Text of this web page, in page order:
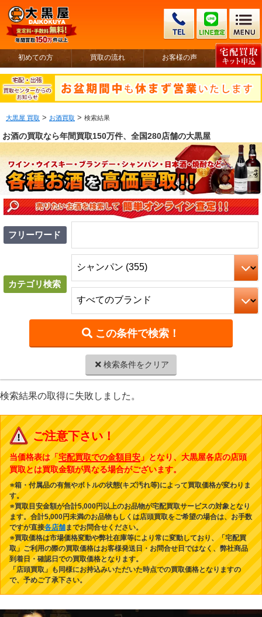
初めての方 買取の流れ お客様の声
大黒屋 買取 > お酒買取 > 検索結果
お酒の買取なら年間買取150万件、全国280店舗の大黒屋
フリーワード
カテゴリ検索
検索条件をクリア
検索結果の取得に失敗しました。
ご注意下さい！
当価格表は「 宅配買取での金額目安」となり、大黒屋各店の店頭
買取とは買取金額が異なる場合がございます。
※箱・付属品の有無やボトルの状態(キズ汚れ等)によって買取価格が変わりま
す。
※買取目安金額が合計5,000円以上のお品物が宅配買取サービスの対象となり
ます。合計5,000円未満のお品物もしくは店頭買取をご希望の場合は、お手数
ですが直接各店舗までお問合せください。
※買取価格は市場価格変動や弊社在庫等により常に変動しており、「宅配買
取」ご利用の際の買取価格はお客様発送日・お問合せ日ではなく、弊社商品
到着日・確認日での買取価格となります。
「店頭買取」も同様にお持込みいただいた時点での買取価格となりますの
で、予めご了承下さい。